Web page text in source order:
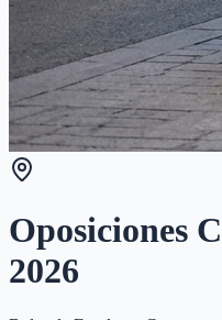
Oposiciones
2026